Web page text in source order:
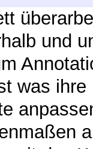
und
was